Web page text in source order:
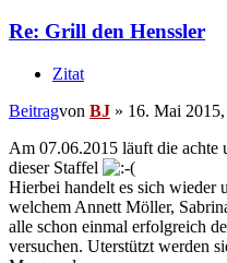
Re: Grill den Henssler
Zitat
Beitragvon BJ » 16. Mai
Am 07.06.2015 läuft die achte
dieser Staffel
Hierbei handelt es sich wieder
welchem Annett Möller,
alle schon einmal erfolgreich
versuchen. Uterstützt werden